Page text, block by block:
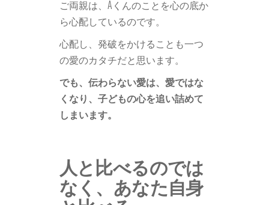
ご両親は、Aくんのことを心の底か
ら心配しているのです。
心配し、発破をかけることも一つ
の愛のカタチだと思います。
でも、伝わらない愛は、愛ではな
くなり、子どもの心を追い詰めて
しまいます。
人と比べるのでは
なく、あなた自身